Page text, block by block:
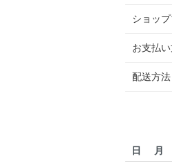
ショッ
お支払
配送方
日
月